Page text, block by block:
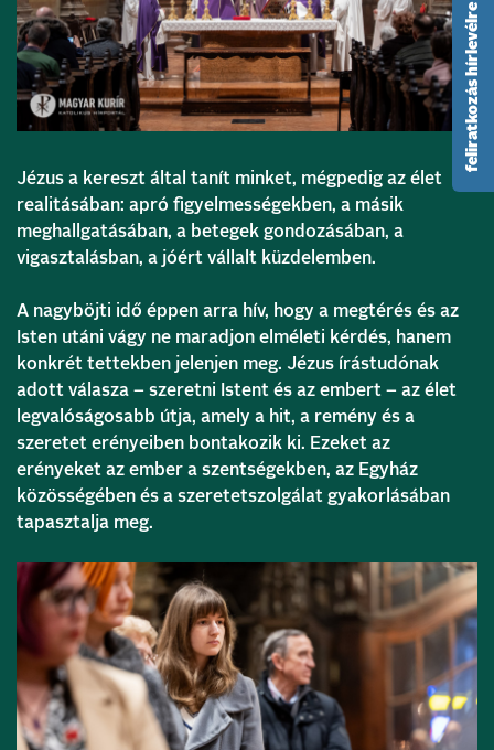
Jézus a kereszt által tanít minket, mégpedig az élet
realitásában: apró figyelmességekben, a másik
meghallgatásában, a betegek gondozásában, a
vigasztalásban, a jóért vállalt küzdelemben.
A nagyböjti idő éppen arra hív, hogy a megtérés és az
Isten utáni vágy ne maradjon elméleti kérdés, hanem
konkrét tettekben jelenjen meg. Jézus írástudónak
adott válasza – szeretni Istent és az embert – az élet
legvalóságosabb útja, amely a hit, a remény és a
szeretet erényeiben bontakozik ki. Ezeket az
erényeket az ember a szentségekben, az Egyház
közösségében és a szeretetszolgálat gyakorlásában
tapasztalja meg.
feliratkozás hírlevélre